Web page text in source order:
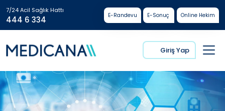
7/24 Acil Sağlık Hattı
444 6 334 E-Randevu E-Sonuç Online Hekim
Giriş Yap